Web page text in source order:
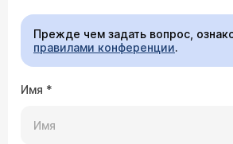
Прежде чем задать вопрос,
правилами конференции.
Имя *